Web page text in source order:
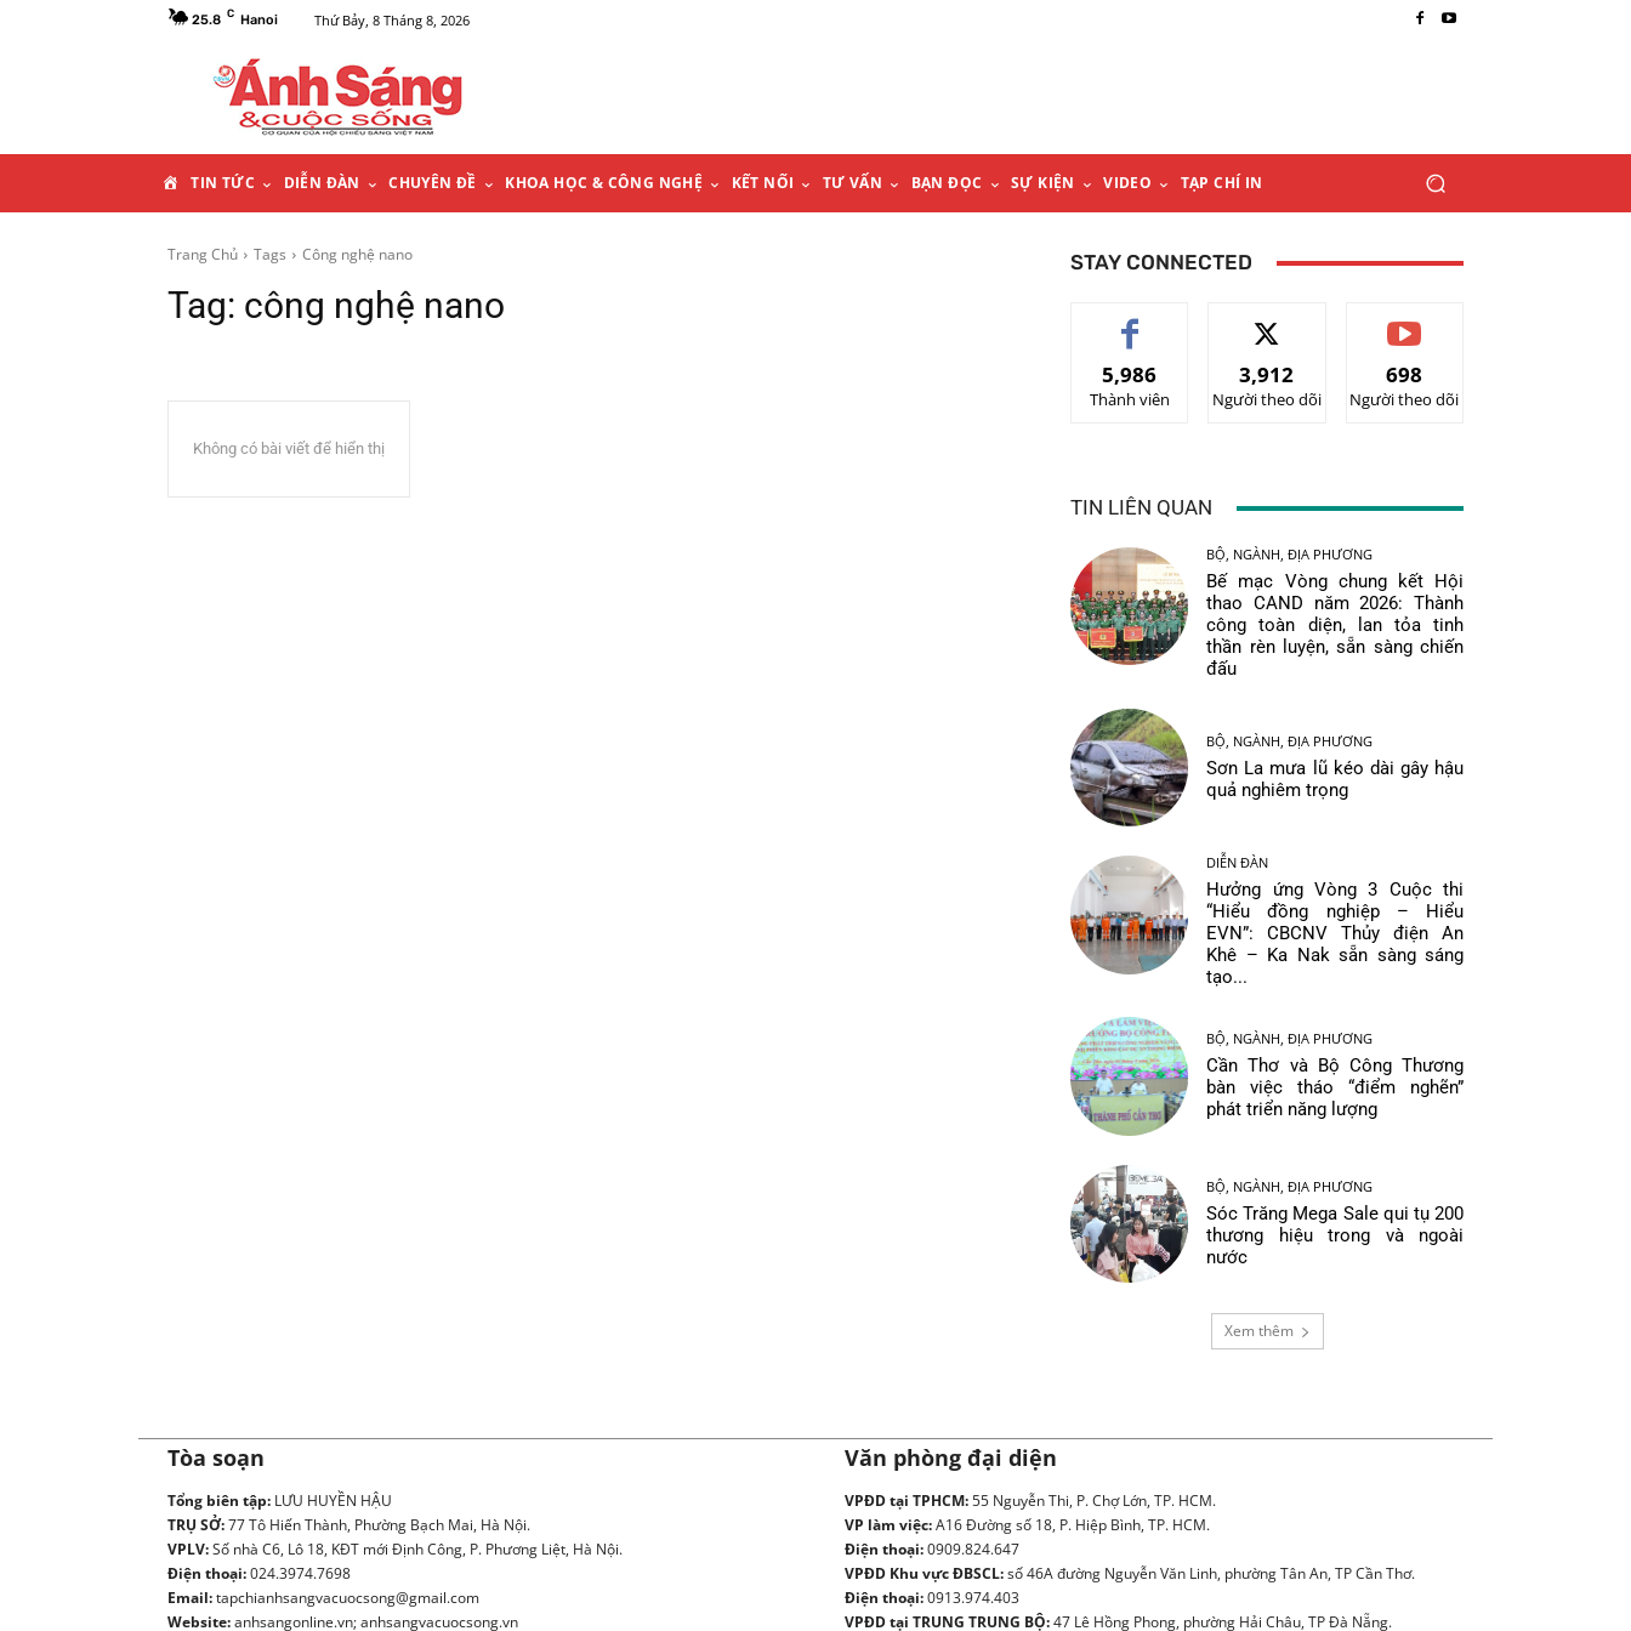
25.8 C Hanoi Thứ Bảy, 8 Tháng 8, 2026
A
TIN TỨC DIỄN ĐÀN CHUYÊN ĐỀ KHOA HỌC & CÔNG NGHỆ KẾT NỐI TƯ VẤN BẠN ĐỌC SỰ KIỆN VIDEO TẠP CHÍ IN
Trang Chủ Tags Công nghệ nano
Tag: công nghệ nano
Không có bài viết để hiển thị
STAY CONNECTED
5,986
Thành viên
3,912
Người theo dõi
698
Người theo dõi
TIN LIÊN QUAN
BỘ, NGÀNH, ĐỊA PHƯƠNG
Bế mạc Vòng chung kết Hội
thao CAND năm 2026: Thành
công toàn diện, lan tỏa tinh
thần rèn luyện, sẵn sàng chiến
đấu
BỘ, NGÀNH, ĐỊA PHƯƠNG
Sơn La mưa lũ kéo dài gây hậu
quả nghiêm trọng
DIỄN ĐÀN
Hưởng ứng Vòng 3 Cuộc thi
“Hiểu đồng nghiệp – Hiểu
EVN”: CBCNV Thủy điện An
Khê – Ka Nak sẵn sàng sáng
tạo...
BỘ, NGÀNH, ĐỊA PHƯƠNG
Cần Thơ và Bộ Công Thương
bàn việc tháo “điểm nghẽn”
phát triển năng lượng
BỘ, NGÀNH, ĐỊA PHƯƠNG
Sóc Trăng Mega Sale qui tụ 200
thương hiệu trong và ngoài
nước
Xem thêm
Tòa soạn
Tổng biên tập: LƯU HUYỀN HẬU
TRỤ SỞ:77 Tô Hiến Thành, Phường Bạch Mai, Hà Nội.
VPLV:Số nhà C6, Lô 18, KĐT mới Định Công, P. Phương Liệt, Hà Nội.
Điện thoại:024.3974.7698
Email:tapchianhsangvacuocsong@gmail.com
Website:anhsangonline.vn; anhsangvacuocsong.vn
Văn phòng đại diện
VPĐD tại TPHCM:55 Nguyễn Thi, P. Chợ Lớn, TP. HCM.
VP làm việc:A16 Đường số 18, P. Hiệp Bình, TP. HCM.
Điện thoại:0909.824.647
VPĐD Khu vực ĐBSCL:số 46A đường Nguyễn Văn Linh, phường Tân An, TP Cần Thơ.
Điện thoại:0913.974.403
VPĐD tại TRUNG TRUNG BỘ:47 Lê Hồng Phong, phường Hải Châu, TP Đà Nẵng.